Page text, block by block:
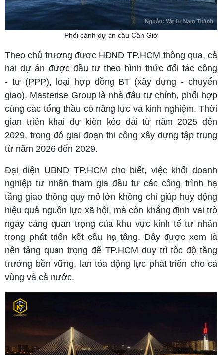
Phối cảnh dự án cầu Cần Giờ
Theo chủ trương được HĐND TP.HCM thông qua, cả
hai dự án được đầu tư theo hình thức đối tác công
- tư (PPP), loại hợp đồng BT (xây dựng - chuyển
giao). Masterise Group là nhà đầu tư chính, phối hợp
cùng các tổng thầu có năng lực và kinh nghiệm. Thời
gian triển khai dự kiến kéo dài từ năm 2025 đến
2029, trong đó giai đoạn thi công xây dựng tập trung
từ năm 2026 đến 2029.
Đại diện UBND TP.HCM cho biết, việc khối doanh
nghiệp tư nhân tham gia đầu tư các công trình hạ
tầng giao thông quy mô lớn không chỉ giúp huy động
hiệu quả nguồn lực xã hội, mà còn khẳng định vai trò
ngày càng quan trọng của khu vực kinh tế tư nhân
trong phát triển kết cấu hạ tầng. Đây được xem là
nền tảng quan trọng để TP.HCM duy trì tốc độ tăng
trưởng bền vững, lan tỏa động lực phát triển cho cả
vùng và cả nước.